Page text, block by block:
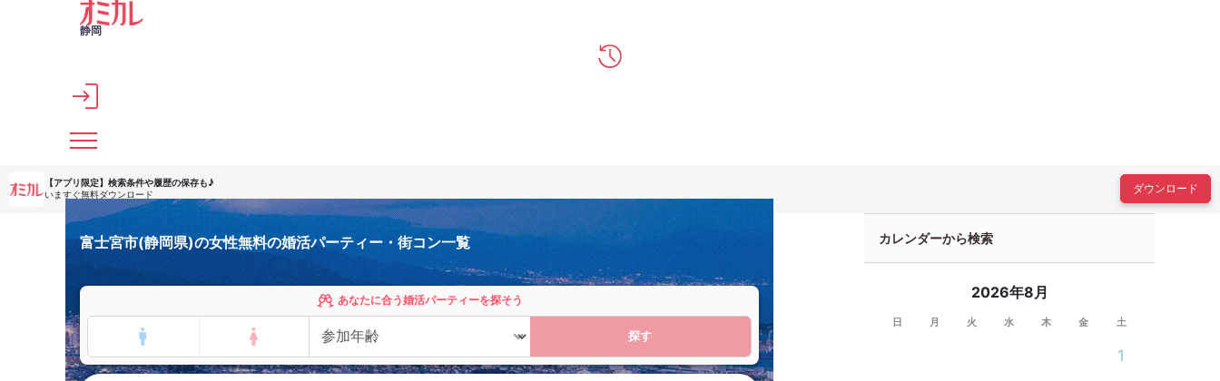
メインコンテンツへスキップ
静岡
【アプリ限定】 検索条件や履歴の保存も♪
いますぐ無料ダウンロード
ダウンロード
富士宮市(静岡県)の女性無料の婚活パーティー・街コン一覧
あなたに合う婚活パーティーを探そう
探す
カレンダーから検索
2026年8月
日 月 火 水 木 金 土
1